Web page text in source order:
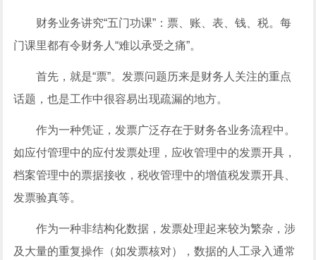
财务业务讲究“五门功课”：票、账、表、钱、税。每
门课里都有令财务人“难以承受之痛”。
首先，就是“票”。发票问题历来是财务人关注的重点
话题，也是工作中很容易出现疏漏的地方。
作为一种凭证，发票广泛存在于财务各业务流程中。
如应付管理中的应付发票处理，应收管理中的发票开具，
档案管理中的票据接收，税收管理中的增值税发票开具、
发票验真等。
作为一种非结构化数据，发票处理起来较为繁杂，涉
及大量的重复操作（如发票核对），数据的人工录入通常